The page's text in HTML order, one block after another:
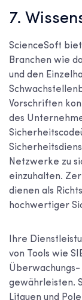
7.
ScienceSoft
Branchen wie
und den
Vorschriften
des
Netzwerke zu
einzuhalten.
dienen als
hochwertiger
Ihre
von Tools wie
gewährleisten.
Litauen und